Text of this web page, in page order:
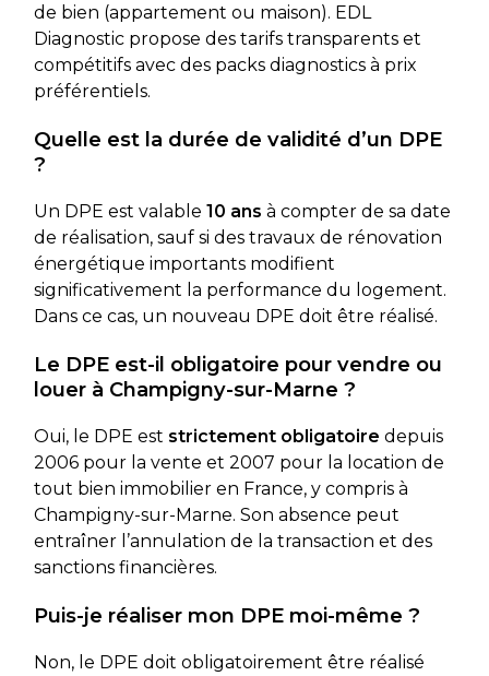
de bien (appartement ou maison). EDL
Diagnostic propose des tarifs transparents et
compétitifs avec des packs diagnostics à prix
préférentiels.
Quelle est la durée de validité d’un DPE
?
Un DPE est valable 10 ans à compter de sa date
de réalisation, sauf si des travaux de rénovation
énergétique importants modifient
significativement la performance du logement.
Dans ce cas, un nouveau DPE doit être réalisé.
Le DPE est-il obligatoire pour vendre ou
louer à Champigny-sur-Marne ?
Oui, le DPE est strictement obligatoire depuis
2006 pour la vente et 2007 pour la location de
tout bien immobilier en France, y compris à
Champigny-sur-Marne. Son absence peut
entraîner l’annulation de la transaction et des
sanctions financières.
Puis-je réaliser mon DPE moi-même ?
Non, le DPE doit obligatoirement être réalisé